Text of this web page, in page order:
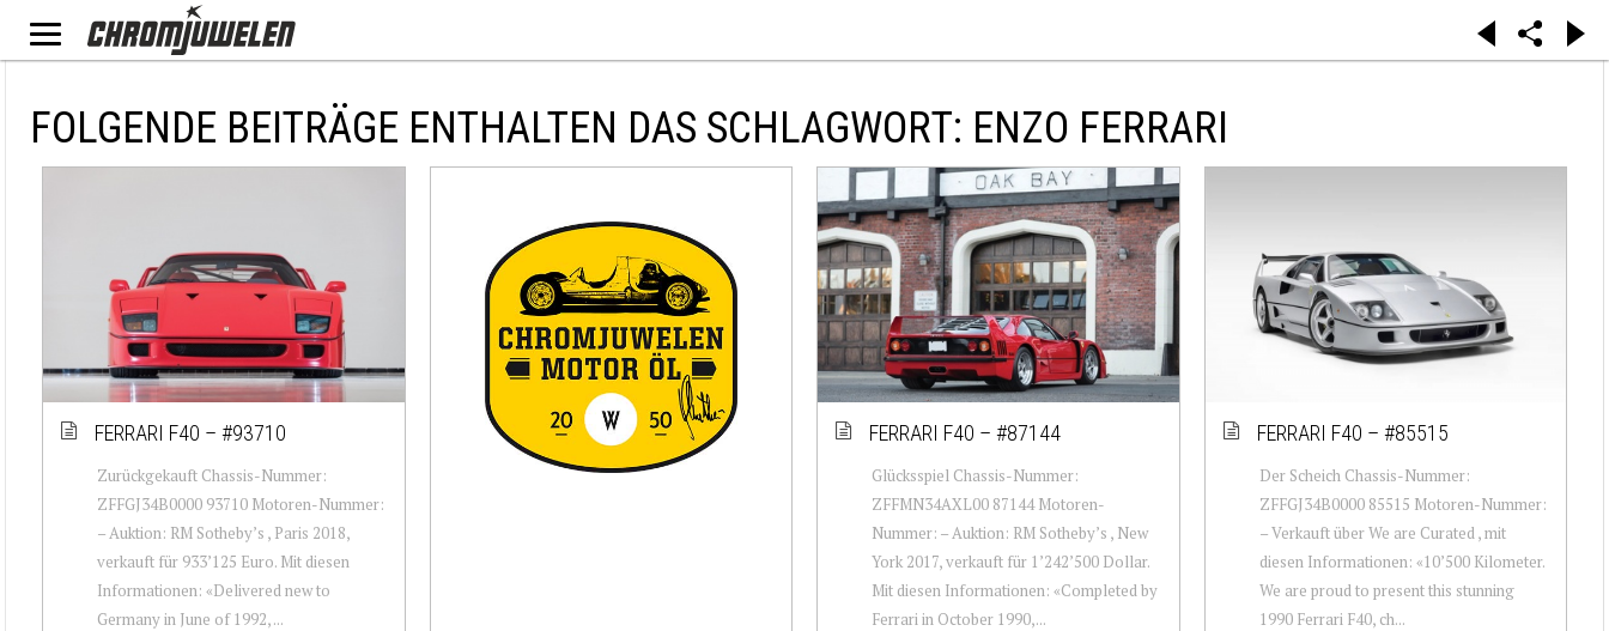
FOLGENDE BEITRÄGE ENTHALTEN DAS SCHLAGWORT: ENZO FERRARI
FERRARI F40 – #93710
Zurückgekauft Chassis-Nummer:
ZFFGJ34B0000 93710 Motoren-Nummer:
– Auktion: RM Sotheby’s , Paris 2018,
verkauft für 933’125 Euro. Mit diesen
Informationen: «Delivered new to
Germany in June of 1992, ...
FERRARI F40 – #87144
Glücksspiel Chassis-Nummer:
ZFFMN34AXL00 87144 Motoren-
Nummer: – Auktion: RM Sotheby’s , New
York 2017, verkauft für 1’242’500 Dollar.
Mit diesen Informationen: «Completed by
Ferrari in October 1990,...
FERRARI F40 – #85515
Der Scheich Chassis-Nummer:
ZFFGJ34B0000 85515 Motoren-Nummer:
– Verkauft über We are Curated , mit
diesen Informationen: «10’500 Kilometer.
We are proud to present this stunning
1990 Ferrari F40, ch...